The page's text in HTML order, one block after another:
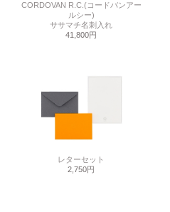
CORDOVAN R.C.(コードバンアー
ルシー)
ササマチ名刺入れ
41,800円
レターセット
2,750円